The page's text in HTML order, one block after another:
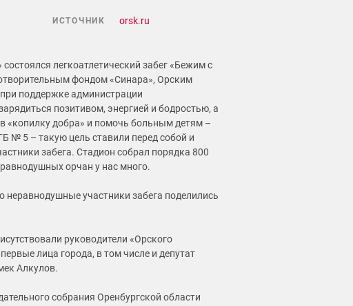
ИСТОЧНИК orsk.ru
легкоатлетический забег «Бежим с
фондом «Синара», Орским
поддержке администрации
позитивом, энергией и бодростью, а
«копилку добра» и помочь больным детям –
№ 5 – такую цель ставили перед собой и
забега. Стадион собрал порядка 800
орчан у нас много.
неравнодушные участники забега поделились
руководители «Орского
лица города, в том числе и депутат
Алкулов.
собрания Оренбургской области